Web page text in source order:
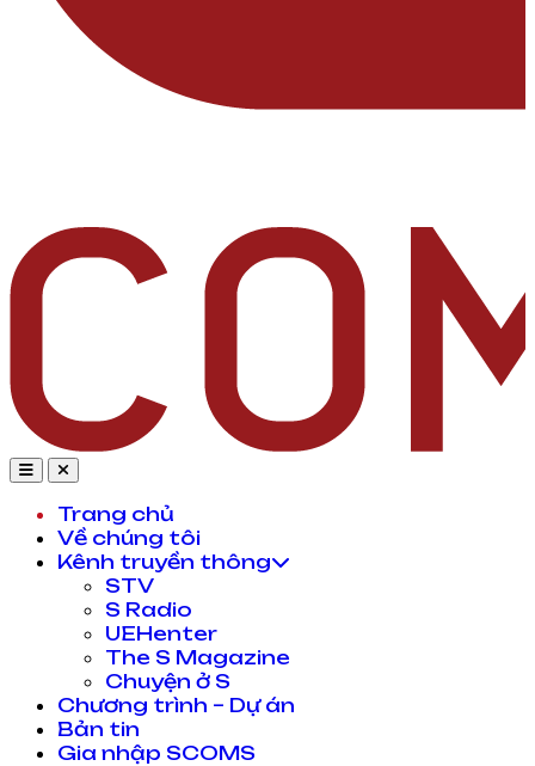
Trang chủ
Về chúng tôi
Kênh truyền thông
STV
S Radio
UEHenter
The S Magazine
Chuyện ở S
Chương trình – Dự án
Bản tin
Gia nhập SCOMS